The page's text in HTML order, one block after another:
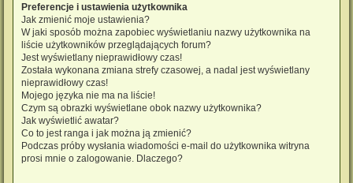
Preferencje i ustawienia użytkownika
Jak zmienić moje ustawienia?
W jaki sposób można zapobiec wyświetlaniu nazwy użytkownika na
liście użytkowników przeglądających forum?
Jest wyświetlany nieprawidłowy czas!
Została wykonana zmiana strefy czasowej, a nadal jest wyświetlany
nieprawidłowy czas!
Mojego języka nie ma na liście!
Czym są obrazki wyświetlane obok nazwy użytkownika?
Jak wyświetlić awatar?
Co to jest ranga i jak można ją zmienić?
Podczas próby wysłania wiadomości e-mail do użytkownika witryna
prosi mnie o zalogowanie. Dlaczego?